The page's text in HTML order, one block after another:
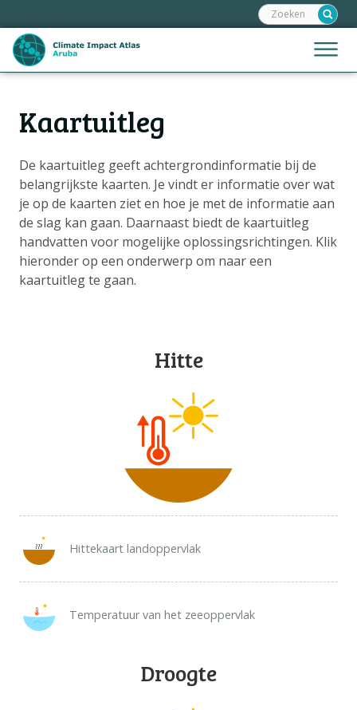
links
over
Spring
inhoud
naar
de
navigatie
Jump
to
Menu
Zoeken:
Kaartuitleg
De kaartuitleg geeft achtergrondinformatie bij de
belangrijkste kaarten. Je vindt er informatie over wat
je op de kaarten ziet en hoe je met de informatie aan
de slag kan gaan. Daarnaast biedt de kaartuitleg
handvatten voor mogelijke oplossingsrichtingen. Klik
hieronder op een onderwerp om naar een
kaartuitleg te gaan.
Hitte
Hittekaart landoppervlak
Temperatuur van het zeeoppervlak
Droogte
HoofdnavigatieHOME
KAARTEN
KAARTUITLEG
KLIMAATGEVOLGEN
SCENARIO'S
VERHALEN
ADAPTATIE-OPTIES
DATA OPVRAGEN
OVER ONS
FAQ
ANDERE ATLASSEN